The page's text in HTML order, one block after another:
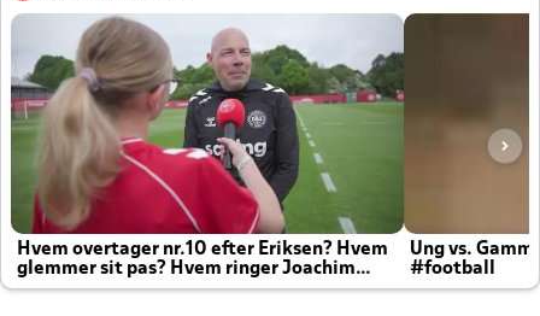
Hvem overtager nr.10 efter Eriksen? Hvem
glemmer sit pas? Hvem ringer Joachim
altid til efter kampe?
Ung vs.
#football